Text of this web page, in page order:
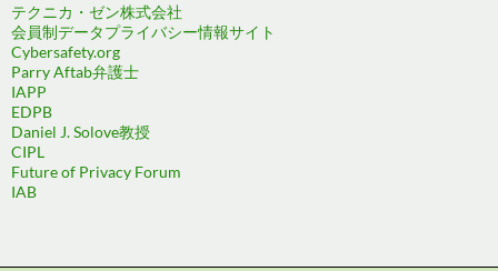
テクニカ・ゼン株式会社
会員制データプライバシー情報サイト
Cybersafety.org
Parry Aftab弁護士
IAPP
EDPB
Daniel J. Solove教授
CIPL
Future of Privacy Forum
IAB